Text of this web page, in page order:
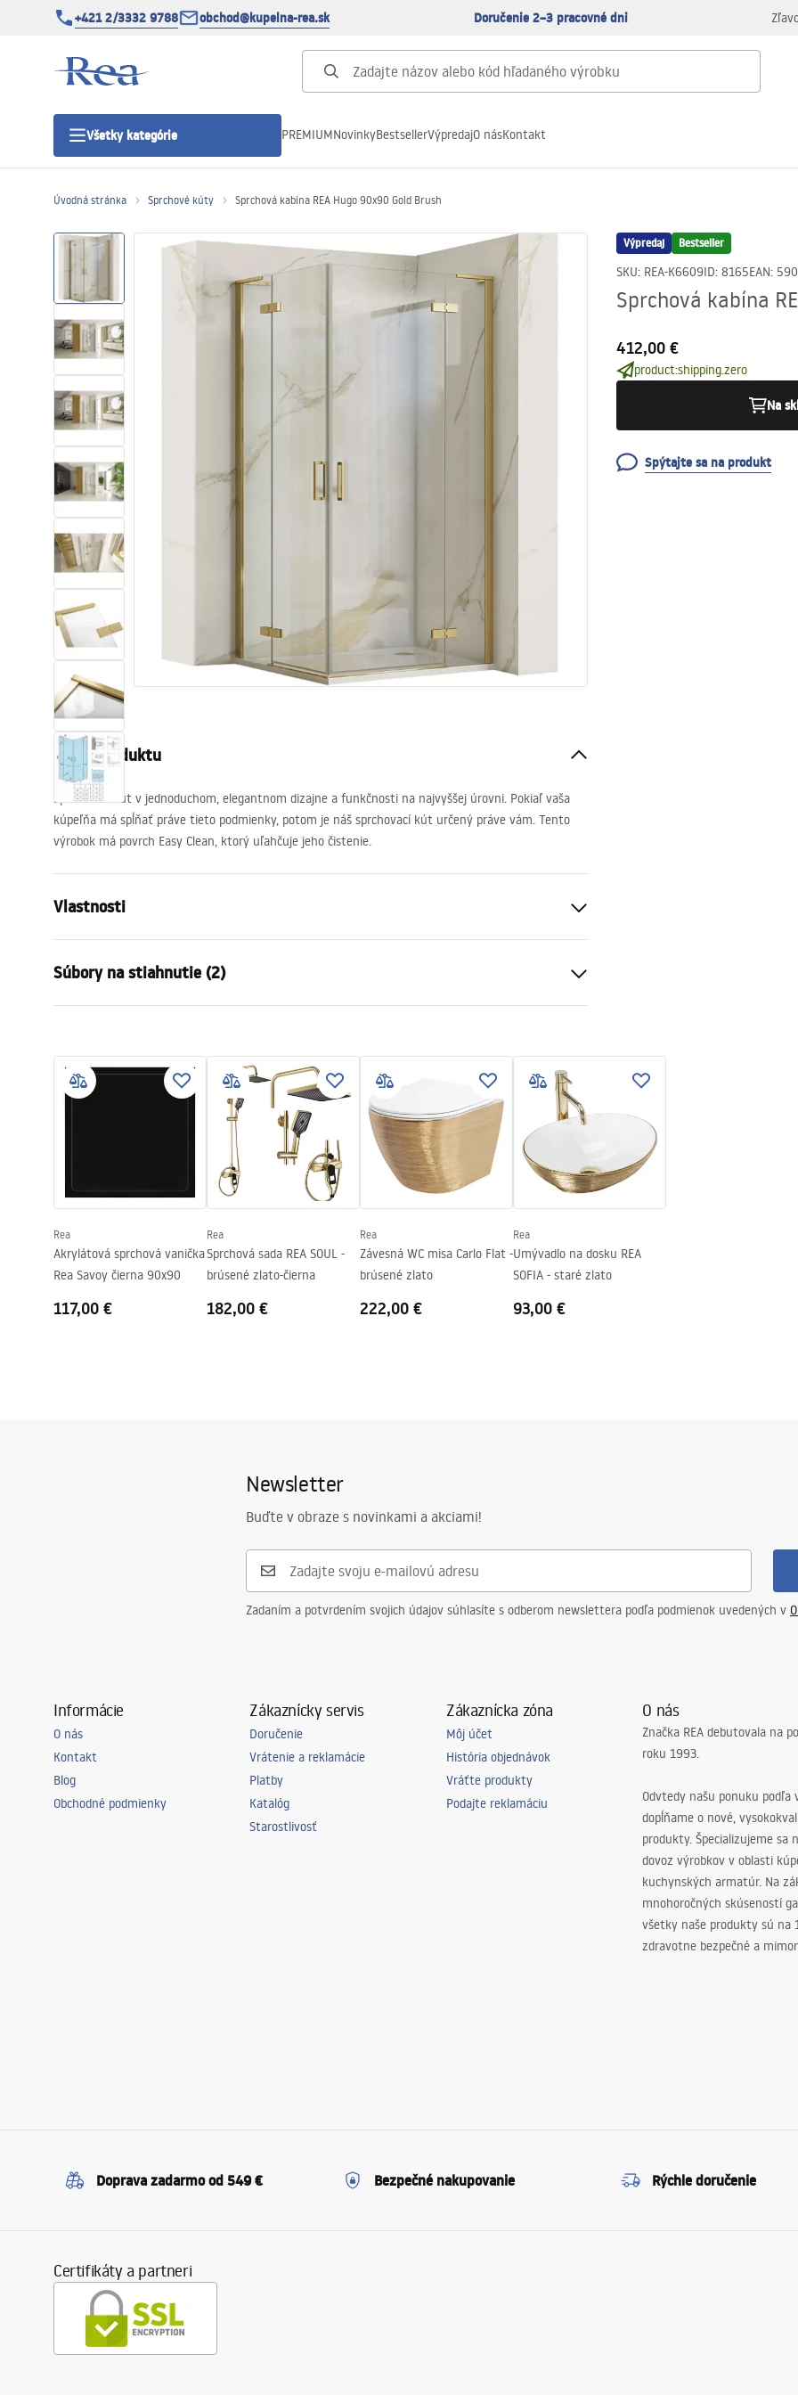
+421 2/3332 9788 obchod@kupelna-rea.sk Doručenie 2–3 pracovné dni
Všetky kategórie
Sprchové vaničky
Sprchové žľaby
Sanitárna keramika
Umývadlá
Vaňa so zástenou
Batérie
Sprchy
PREMIUMNovinkyBestsellerVýpredajO násKontakt
Úvodná stránka Sprchové kúty Sprchová kabína REA Hugo 90x90 Gold Brush
Výpredaj Bestseller
SKU: REA-K6609ID: 8165EAN:
Sprchová kabína
412,00 €
product:shipping.zero
Na
Spýtajte sa na produkt
Popis produktu
Sprchovací kút v jednoduchom, elegantnom dizajne a funkčnosti na najvyššej úrovni. Pokiaľ vaša
kúpeľňa má spĺňať práve tieto podmienky, potom je náš sprchovací kút určený práve vám. Tento
výrobok má povrch Easy Clean, ktorý uľahčuje jeho čistenie.
Vlastnosti
Farba
Typ kabíny
Roh
Spôsob otvárania
zhromaždenie
Na detskom bazéne resp
mm
Univerzálny
24 mesiacov
Poťah Easy Clean
Áno, na jednej strane pohára
Súbory na stiahnutie (2)
shower manual.pdf Instrukcja_Hugo_double_PL.pdf
Rea
Akrylátová sprchová vanička
Rea Savoy čierna 90x90
117,00 €
Rea
Sprchová sada REA SOUL -
brúsené zlato-čierna
182,00 €
Rea
Závesná WC misa Carlo Flat -
brúsené zlato
222,00 €
Rea
Umývadlo na dosku REA
SOFIA - staré zlato
93,00 €
Newsletter
Buďte v obraze s novinkami a akciami!
Zadaním a potvrdením svojich údajov súhlasíte s odberom newslettera podľa podmienok uvedených v
Informácie
O nás
Kontakt
Blog
Obchodné podmienky
Zákaznícky servis
Doručenie
Vrátenie a reklamácie
Platby
Katalóg
Starostlivosť
Zákaznícka zóna
Môj účet
História objednávok
Vráťte produkty
Podajte reklamáciu
O nás
Značka REA debutovala na
roku 1993.
Odvtedy našu ponuku podľa
dopĺňame o nové,
produkty. Špecializujeme sa
dovoz výrobkov v oblasti
kuchynských armatúr. Na
mnohoročných skúseností
všetky naše produkty sú na
zdravotne bezpečné a
Doprava zadarmo od 549 € Bezpečné nakupovanie Rýchle doručenie
Certifikáty a partneri